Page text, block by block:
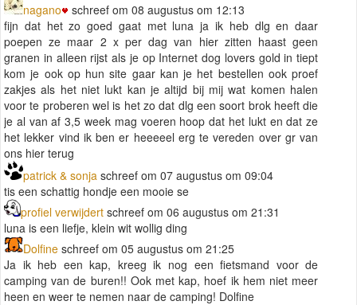
nagano
schreef om 08 augustus om 12:13
fijn dat het zo goed gaat met luna ja ik heb dlg en daar
poepen ze maar 2 x per dag van hier zitten haast geen
granen in alleen rijst als je op Internet dog lovers gold in tiept
kom je ook op hun site gaar kan je het bestellen ook proef
zakjes als het niet lukt kan je altijd bij mij wat komen halen
voor te proberen wel is het zo dat dlg een soort brok heeft die
je al van af 3,5 week mag voeren hoop dat het lukt en dat ze
het lekker vind ik ben er heeeeel erg te vereden over gr van
ons hier terug
patrick & sonja schreef om 07 augustus om 09:04
tis een schattig hondje een mooie se
profiel verwijdert schreef om 06 augustus om 21:31
luna is een liefje, klein wit wollig ding
Dolfine schreef om 05 augustus om 21:25
Ja ik heb een kap, kreeg ik nog een fietsmand voor de
camping van de buren!! Ook met kap, hoef ik hem niet meer
heen en weer te nemen naar de camping! Dolfine